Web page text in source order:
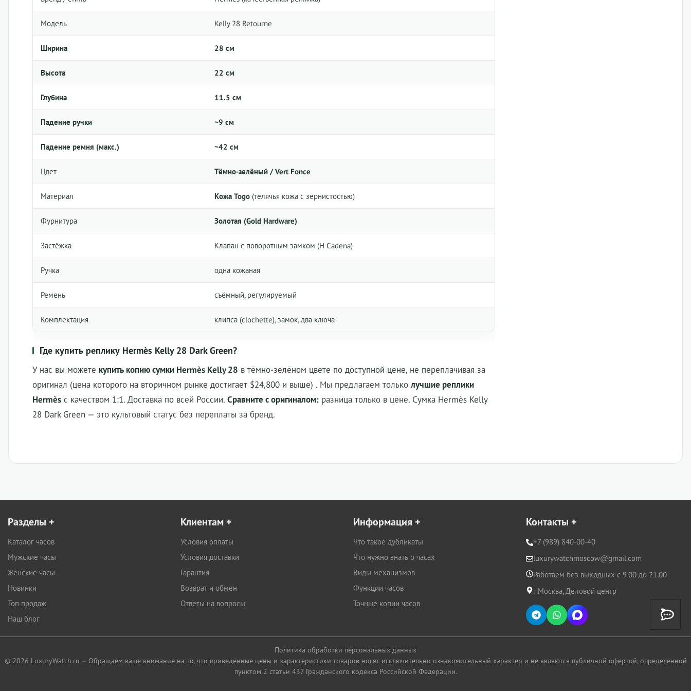
Модель Kelly 28 Retourne
Ширина 28 см
Высота 22 см
Глубина 11.5 см
Падение ручки ~9 см
Падение ремня (макс.) ~42 см
Цвет Тёмно-зелёный / Vert Fonce
Материал Кожа Togo (телячья кожа с зернистостью)
Фурнитура Золотая (Gold Hardware)
Застёжка Клапан с поворотным замком (H Cadena)
Ручка одна кожаная
Ремень съёмный, регулируемый
Комплектация клипса (clochette), замок, два ключа
Где купить реплику Hermès Kelly 28 Dark Green?
У нас вы можете купить копию сумки Hermès Kelly 28 в тёмно-зелёном цвете по доступной цене, не переплачивая за
оригинал (цена которого на вторичном рынке достигает $24,800 и выше) . Мы предлагаем тольколучшие реплики
Hermès с качеством 1:1. Доставка по всей России. Сравните с оригиналом: разница только в цене. Сумка Hermès Kelly
28 Dark Green — это культовый статус без переплаты за бренд.
Разделы +
Каталог часов
Мужские часы
Женские часы
Новинки
Топ продаж
Наш блог
Клиентам+
Условия оплаты
Условия доставки
Гарантия
Возврат и обмен
Ответы на вопросы
Информация +
Что такое дубликаты
Что нужно знать о часах
Виды механизмов
Функции часов
Точные копии часов
Контакты +
+7 (989) 840-00-40
luxurywatchmoscow@gmail.com
Работаем без выходных с 9:00 до 21:00
г.Москва, Деловой центр
Политика обработки персональных данных
© 2026 LuxuryWatch.ru — Обращаем ваше внимание на то, что приведённые цены и характеристики товаров носят исключительно ознакомительный характер и не являются публичной офертой, определённой
пунктом 2 статьи 437 Гражданского кодекса Российской Федерации.